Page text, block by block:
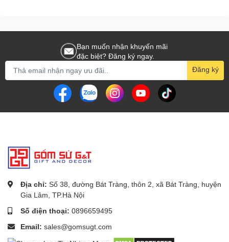
Bạn muốn nhận khuyến mãi
đặc biệt? Đăng ký ngay.
Đăng ký
Địa chỉ: Số 38, đường Bát Tràng, thôn 2, xã Bát Tràng, huyện
Gia Lâm, TP.Hà Nội
Số điện thoại: 0896659495
Email: sales@gomsugt.com